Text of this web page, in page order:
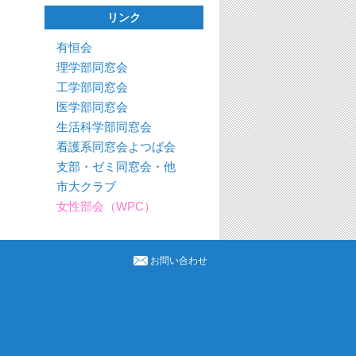
リンク
有恒会
理学部同窓会
工学部同窓会
医学部同窓会
生活科学部同窓会
看護系同窓会よつば会
支部・ゼミ同窓会・他
市大クラブ
女性部会（WPC）
お問い合わせ